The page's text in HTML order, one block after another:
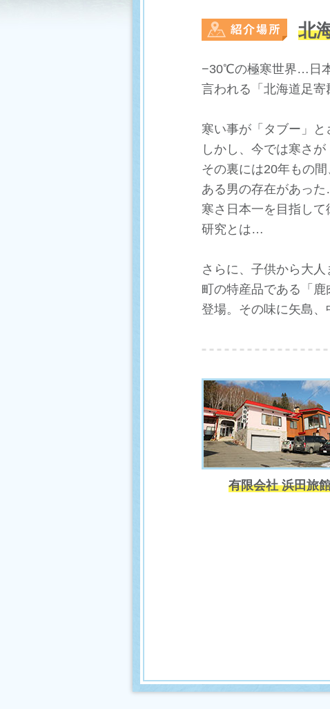
北
−30℃の極寒世界…日
言われる「北海道足寄
寒い事が「タブー」と
しかし、今では寒さが
その裏には20年もの
ある男の存在があった
寒さ日本一を目指して
研究とは…
さらに、子供から大人
町の特産品である「
登場。その味に矢島、
有限会社 浜田旅